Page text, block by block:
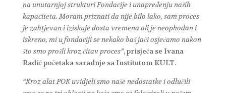
na unutarnjoj strukturi Fondacije i unapređenju naših
kapaciteta. Moram priznati da nije bilo lako, sam proces
je zahtjevan i iziskuje dosta vremena ali je neophodan i
iskreno, mi u fondaciji se nekako baš jači osjećamo nakon
što smo prošli kroz čitav proces”, prisjeća se Ivana
Radić početaka saradnje sa Institutom KULT.
“Kroz alat POK uvidjeli smo naše nedostatke i odlučili